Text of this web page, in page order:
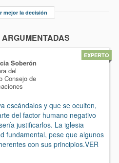
mejor la decisión
Soberón
del
Consejo de
escándalos y que se oculten,
del factor humano negativo
justificarlos. La iglesia
fundamental, pese que algunos
con sus principios.VER
EXPERTO